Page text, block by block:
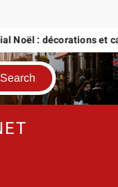
Noël : décorations et